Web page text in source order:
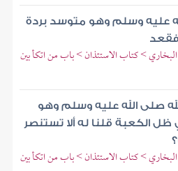
عليه وسلم وهو متوسد بردة
فقعد
> كتاب الاستئذان > باب من اتكأ بين
صلى الله عليه وسلم وهو
الكعبة قلنا له ألا تستنصر
> كتاب الاستئذان > باب من اتكأ بين